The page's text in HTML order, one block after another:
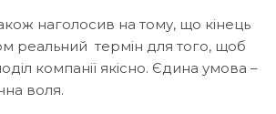
наголосив на тому, що кінець
реальний термін для того, щоб
компанії якісно. Єдина умова –
воля.